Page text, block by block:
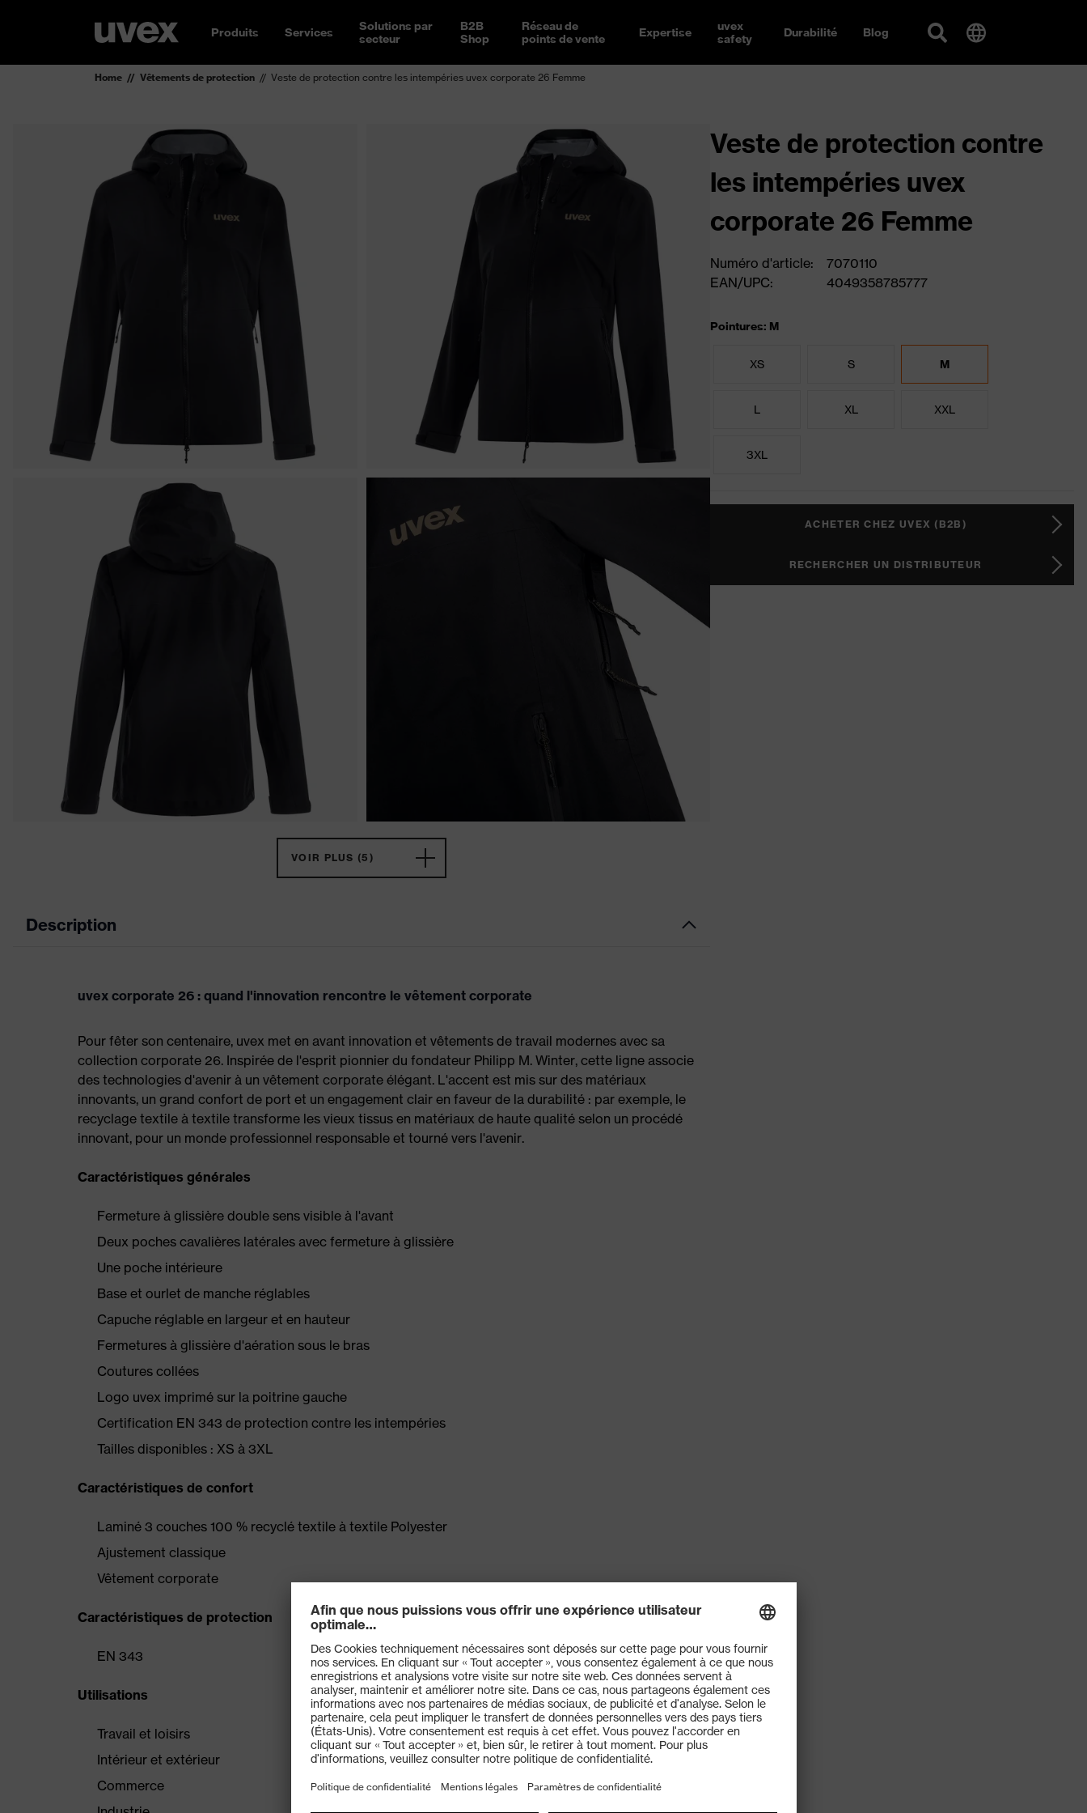
Produits Services
Solutions par
secteur
B2B
Shop
Réseau de
points de vente
Expertise
uvex
safety
Durabilité Blog
Home Vêtements de protection Veste de protection contre les intempéries uvex corporate 26 Femme
VOIR PLUS (5)
Description
uvex corporate 26 : quand l'innovation rencontre le vêtement corporate
Pour fêter son centenaire, uvex met en avant innovation et vêtements de travail modernes avec sa
collection corporate 26. Inspirée de l'esprit pionnier du fondateur Philipp M. Winter, cette ligne associe
des technologies d'avenir à un vêtement corporate élégant. L'accent est mis sur des matériaux
innovants, un grand confort de port et un engagement clair en faveur de la durabilité : par exemple, le
recyclage textile à textile transforme les vieux tissus en matériaux de haute qualité selon un procédé
innovant, pour un monde professionnel responsable et tourné vers l'avenir.
Caractéristiques générales
Fermeture à glissière double sens visible à l'avant
Deux poches cavalières latérales avec fermeture à glissière
Une poche intérieure
Base et ourlet de manche réglables
Capuche réglable en largeur et en hauteur
Fermetures à glissière d'aération sous le bras
Coutures collées
Logo uvex imprimé sur la poitrine gauche
Certification EN 343 de protection contre les intempéries
Tailles disponibles : XS à 3XL
Caractéristiques de confort
Laminé 3 couches 100 % recyclé textile à textile Polyester
Ajustement classique
Vêtement corporate
Caractéristiques de protection
EN 343
Utilisations
Travail et loisirs
Intérieur et extérieur
Commerce
Veste de protection contre
les intempéries uvex
corporate 26 Femme
Numéro d'article:
7070110
EAN/UPC:
4049358785777
Pointures: M
XS S M
L XL XXL
3XL
ACHETER CHEZ UVEX (B2B)
RECHERCHER UN DISTRIBUTEUR